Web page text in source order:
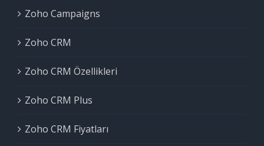
Zoho Campaigns
Zoho CRM
Zoho CRM Özellikleri
Zoho CRM Plus
Zoho CRM Fiyatları